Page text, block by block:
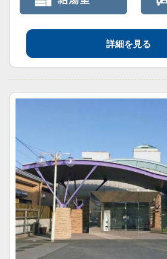
詳細を見る